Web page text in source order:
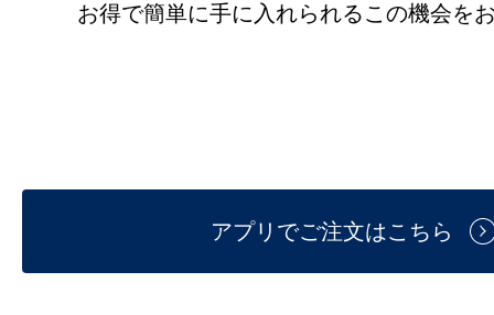
お得で簡単に手に入れられるこの機会を
アプリでご注文はこちら